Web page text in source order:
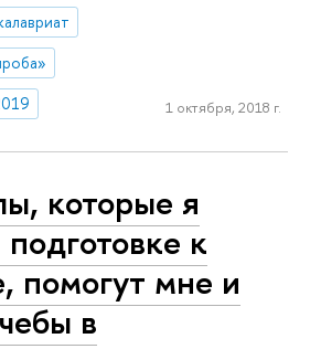
1 октября, 2018 г.
которые я
к
помогут мне и
в